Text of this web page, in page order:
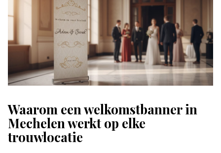
Waarom een welkomstbanner in
Mechelen werkt op elke
trouwlocatie